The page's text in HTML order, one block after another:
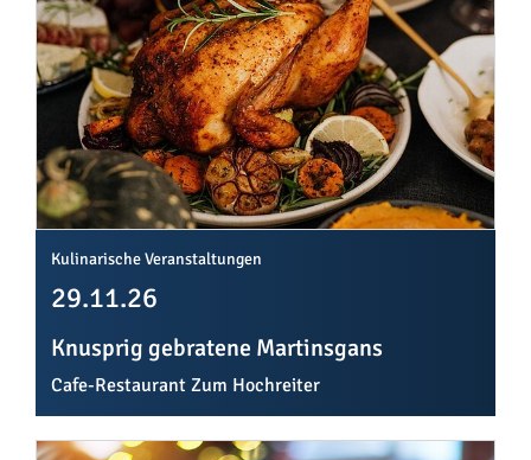
Kulinarische Veranstaltungen
29.11.26
Knusprig gebratene Martinsgans
Cafe-Restaurant Zum Hochreiter